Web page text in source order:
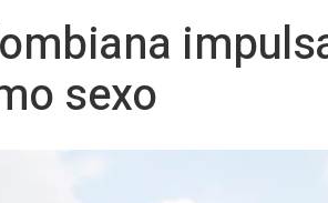
sexo